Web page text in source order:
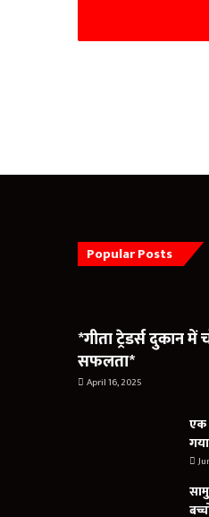
Popular Posts
*गीता ट्रेडर्स दुकान
सफलता*
April 16, 2025
एक